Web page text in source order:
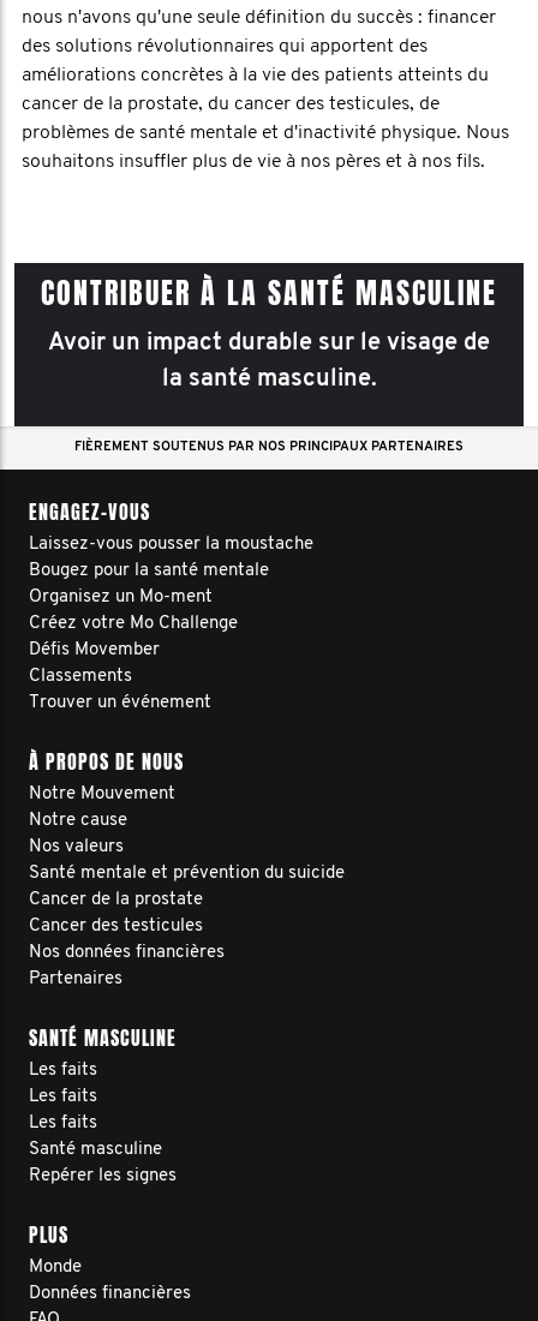
nous n'avons qu'une seule définition du succès : financer
des solutions révolutionnaires qui apportent des
améliorations concrètes à la vie des patients atteints du
cancer de la prostate, du cancer des testicules, de
problèmes de santé mentale et d'inactivité physique. Nous
souhaitons insuffler plus de vie à nos pères et à nos fils.
CONTRIBUER À LA SANTÉ MASCULINE
Avoir un impact durable sur le visage de
la santé masculine.
FIÈREMENT SOUTENUS PAR NOS PRINCIPAUX PARTENAIRES
ENGAGEZ-VOUS
Laissez-vous pousser la moustache
Bougez pour la santé mentale
Organisez un Mo-ment
Créez votre Mo Challenge
Défis Movember
Classements
Trouver un événement
À PROPOS DE NOUS
Notre Mouvement
Notre cause
Nos valeurs
Santé mentale et prévention du suicide
Cancer de la prostate
Cancer des testicules
Nos données financières
Partenaires
SANTÉ MASCULINE
Les faits
Les faits
Les faits
Santé masculine
Repérer les signes
PLUS
Monde
Données financières